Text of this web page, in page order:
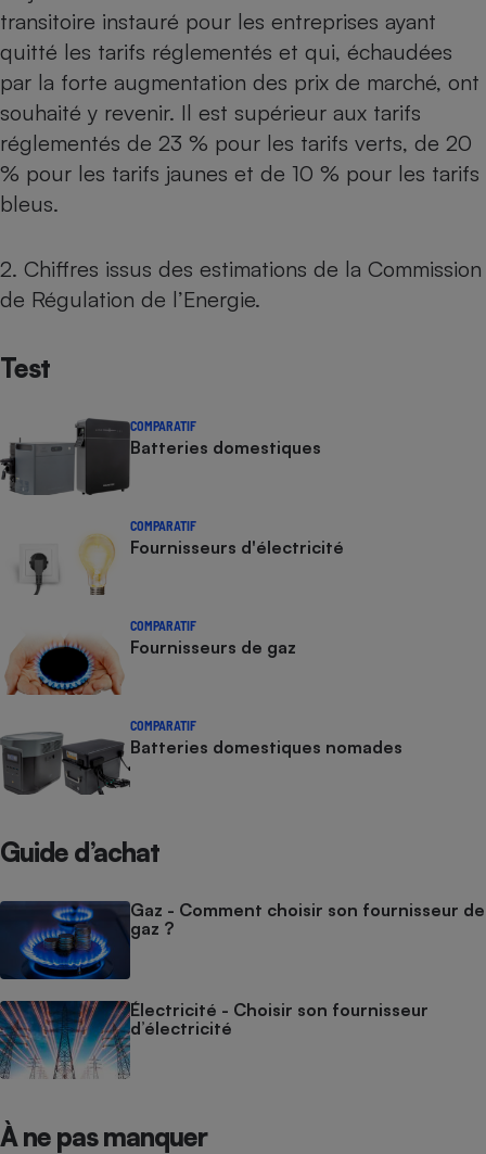
transitoire instauré pour les entreprises ayant
quitté les tarifs réglementés et qui, échaudées
par la forte augmentation des prix de marché, ont
souhaité y revenir. Il est supérieur aux tarifs
réglementés de 23 % pour les tarifs verts, de 20
% pour les tarifs jaunes et de 10 % pour les tarifs
bleus.
2. Chiffres issus des estimations de la Commission
de Régulation de l’Energie.
Test
COMPARATIF
Batteries domestiques
COMPARATIF
Fournisseurs d'électricité
COMPARATIF
Fournisseurs de gaz
COMPARATIF
Batteries domestiques nomades
Guide d’achat
Gaz - Comment choisir son fournisseur de
gaz ?
Électricité - Choisir son fournisseur
d’électricité
À ne pas manquer